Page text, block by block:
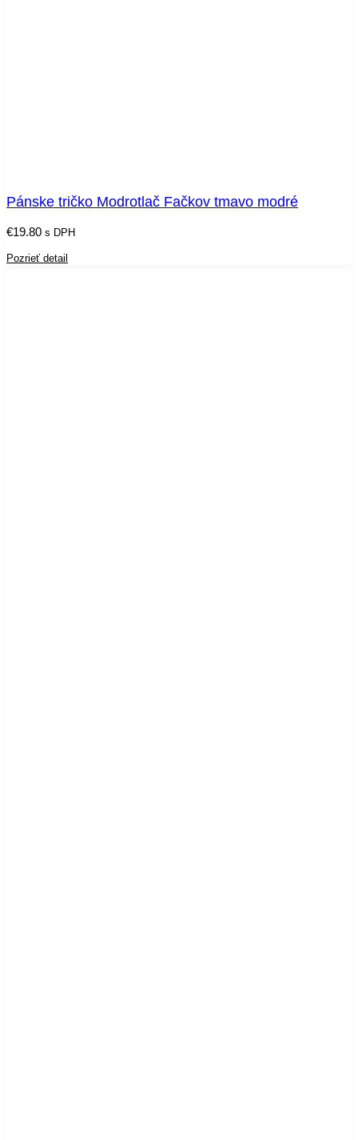
Pánske tričko Modrotlač Fačkov tmavo modré
€19.80 s DPH
Pozrieť detail